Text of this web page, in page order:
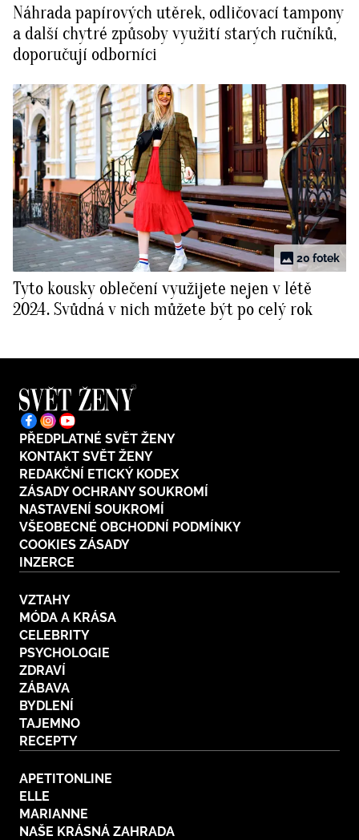
Tvoření
Rady a tipy
BurdaMedia
Extra
SVĚT ŽENY - 599 KČ
SADA PRODUKTŮ MANA (10 ks)
Náhrada papírových utěrek, odličovací tampony
a další chytré způsoby využití starých ručníků,
doporučují odborníci
20 fotek
Tyto kousky oblečení využijete nejen v létě
2024. Svůdná v nich můžete být po celý rok
PŘEDPLATNÉ SVĚT ŽENY
KONTAKT SVĚT ŽENY
REDAKČNÍ ETICKÝ KODEX
ZÁSADY OCHRANY SOUKROMÍ
NASTAVENÍ SOUKROMÍ
VŠEOBECNÉ OBCHODNÍ PODMÍNKY
COOKIES ZÁSADY
INZERCE
VZTAHY
MÓDA A KRÁSA
CELEBRITY
PSYCHOLOGIE
ZDRAVÍ
ZÁBAVA
BYDLENÍ
TAJEMNO
RECEPTY
APETITONLINE
ELLE
MARIANNE
NAŠE KRÁSNÁ ZAHRADA